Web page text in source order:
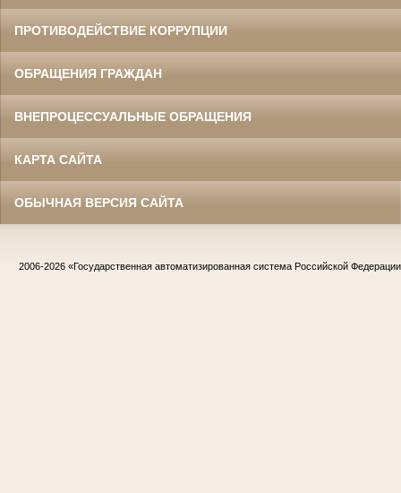
ПРОТИВОДЕЙСТВИЕ КОРРУПЦИИ
ОБРАЩЕНИЯ ГРАЖДАН
ВНЕПРОЦЕССУАЛЬНЫЕ ОБРАЩЕНИЯ
КАРТА САЙТА
ОБЫЧНАЯ ВЕРСИЯ САЙТА
2006-2026 «Государственная автоматизированная система Российской